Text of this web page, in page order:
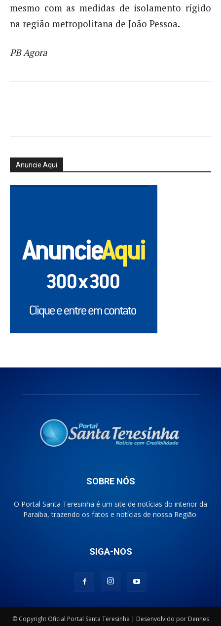
mesmo com as medidas de isolamento rígido
na região metropolitana de João Pessoa.
PB Agora
Anuncie Aqui
SOBRE NÓS
O Portal Santa Teresinha é um site de notícias do interior da
Paraíba, trazendo os fatos e notícias de nossa Região.
SIGA-NOS
© Copyright Oficial Portal Santa Teresinha | Desenvolvido por Dennes